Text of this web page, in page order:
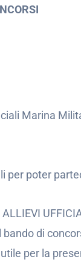
Marina
per poter
ALLIEVI
di
per la